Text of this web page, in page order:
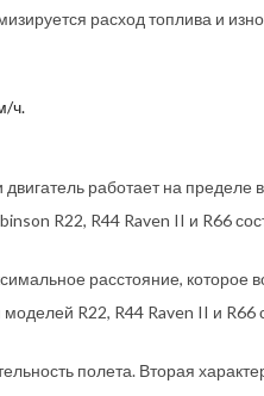
расход топлива и
ч.
работает на пределе
R22, R44 Raven II и R66
расстояние, которое
R22, R44 Raven II и
полета. Вторая